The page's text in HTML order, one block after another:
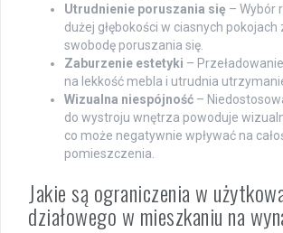
Utrudnienie poruszania się – Wybór
dużej głębokości w ciasnych
swobodę poruszania się.
Zaburzenie estetyki –
na lekkość mebla i utrudnia
Wizualna niespójność –
do wystroju wnętrza powoduje
co może negatywnie wpływać na
pomieszczenia.
Jakie są ograniczenia w
działowego w mieszkaniu na